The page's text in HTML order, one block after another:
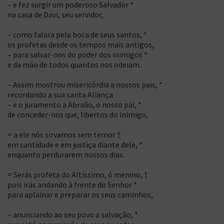
– e fez surgir um poderoso Salvador *
na casa de Davi, seu servidor,
– como falara pela boca de seus santos, *
os profetas desde os tempos mais antigos,
– para salvar-nos do poder dos inimigos *
e da mão de todos quantos nos odeiam.
– Assim mostrou misericórdia a nossos pais, *
recordando a sua santa Aliança
– e o juramento a Abraão, o nosso pai, *
de conceder-nos que, libertos do inimigo,
= a ele nós sirvamos sem temor †
em santidade e em justiça diante dele, *
enquanto perdurarem nossos dias.
= Serás profeta do Altíssimo, ó menino, †
pois irás andando à frente do Senhor *
para aplainar e preparar os seus caminhos,
– anunciando ao seu povo a salvação, *